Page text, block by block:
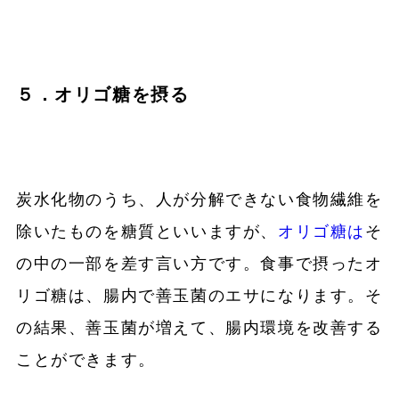
５．オリゴ糖を摂る
炭水化物のうち、人が分解できない食物繊維を
除いたものを糖質といいますが、 オリゴ糖は そ
の中の一部を差す言い方です。食事で摂ったオ
リゴ糖は、腸内で善玉菌のエサになります。そ
の結果、善玉菌が増えて、腸内環境を改善する
ことができます。